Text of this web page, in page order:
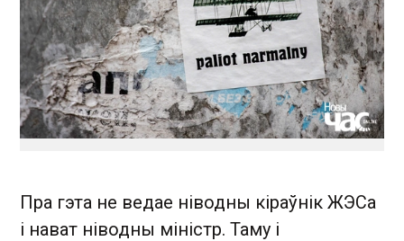
Пра гэта не ведае ніводны кіраўнік ЖЭСа
і нават ніводны міністр. Таму і